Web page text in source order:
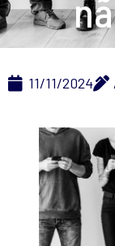
11/11/2024